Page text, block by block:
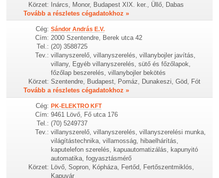
Körzet:
Inárcs, Monor, Budapest XIX. ker., Üllő, Dabas
Tovább a részletes cégadatokhoz »
Cég: Sándor András E.V.
Cím: 2000 Szentendre, Berek utca 42
Tel.: (20) 3588725
Tev.: villanyszerelő, villanyszerelés, villanybojler javítás,
villany, Egyéb villanyszerelés, sütő és főzőlapok,
főzőlap beszerelés, villanybojler bekötés
Körzet: Szentendre, Budapest, Pomáz, Dunakeszi, Göd, Fót
Tovább a részletes cégadatokhoz »
Cég: PK-ELEKTRO KFT
Cím: 9461 Lövő, Fő utca 176
Tel.: (70) 5249737
Tev.: villanyszerelő, villanyszerelés, villanyszerelési munka,
világítástechnika, villamosság, hibaelhárítás,
kaputelefon szerelés, kapuautomatizálás, kapunyitó
automatika, fogyasztásmérő
Körzet: Lövő, Sopron, Kópháza, Fertőd, Fertőszentmiklós,
Kapuvár